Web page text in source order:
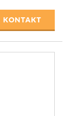
KONTAKT